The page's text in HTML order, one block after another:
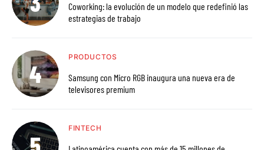
Coworking: la evolución de un modelo que redefinió las
estrategias de trabajo
PRODUCTOS
Samsung con Micro RGB inaugura una nueva era de
televisores premium
FINTECH